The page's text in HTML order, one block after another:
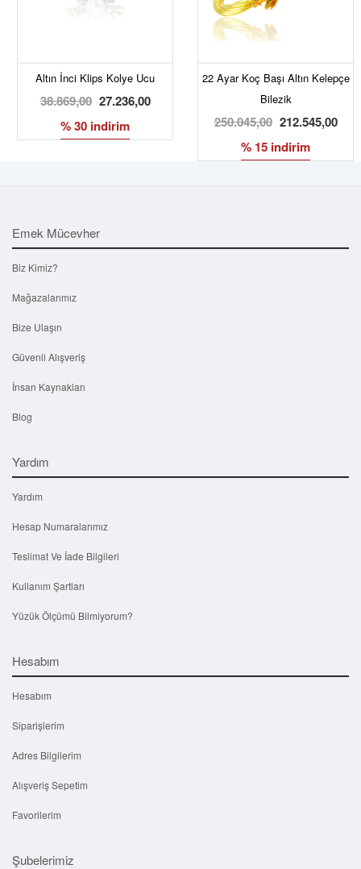
Altın İnci Klips Kolye Ucu
38.869,00 27.236,00
% 30 indirim
22 Ayar Koç Başı Altın Kelepçe
Bilezik
250.045,00 212.545,00
% 15 indirim
Emek Mücevher
Biz Kimiz?
Mağazalarımız
Bize Ulaşın
Güvenli Alışveriş
İnsan Kaynakları
Blog
Yardım
Yardım
Hesap Numaralarımız
Teslimat Ve İade Bilgileri
Kullanım Şartları
Yüzük Ölçümü Bilmiyorum?
Hesabım
Hesabım
Siparişlerim
Adres Bilgilerim
Alışveriş Sepetim
Favorilerim
Şubelerimiz